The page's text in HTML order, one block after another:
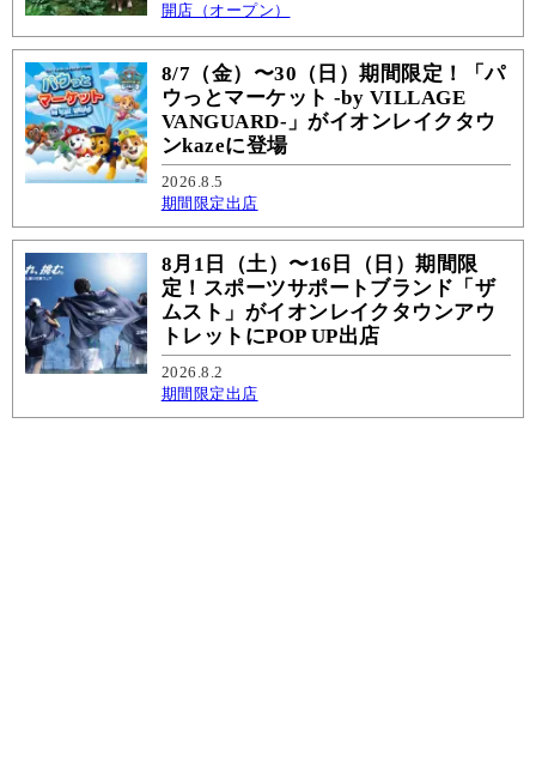
開店（オープン）
8/7（金）〜30（日）期間限定！「パ
ウっとマーケット -by VILLAGE
VANGUARD-」がイオンレイクタウ
ンkazeに登場
2026.8.5
期間限定出店
8月1日（土）〜16日（日）期間限
定！スポーツサポートブランド「ザ
ムスト」がイオンレイクタウンアウ
トレットにPOP UP出店
2026.8.2
期間限定出店